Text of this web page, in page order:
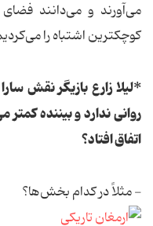
می‌آورند و می‌دانند
کوچکترین اشتباه را
*لیلا زارع بازیگر نقش
روانی ندارد و بیننده کمتر
اتفاق افتاد؟
- مثلاً در کدام بخش‌ها؟